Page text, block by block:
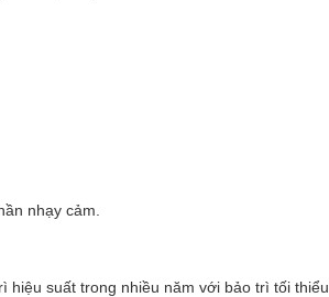
nhạy cảm.
suất trong nhiều năm với bảo trì tối thiểu.